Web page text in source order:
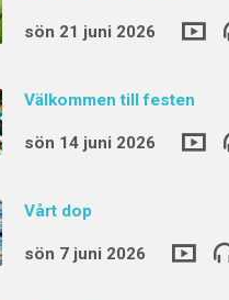
sön 21 juni 2026
Välkommen till festen
sön 14 juni 2026
Vårt dop
sön 7 juni 2026